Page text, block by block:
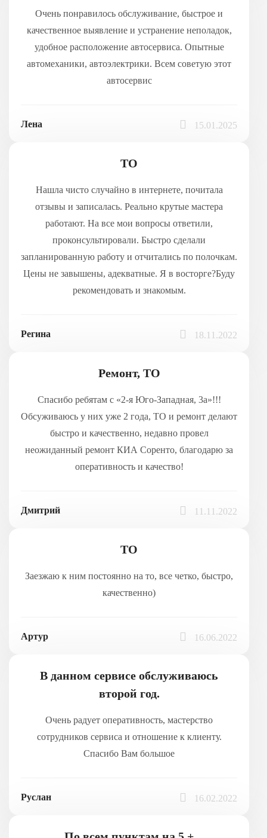
Очень понравилось обслуживание, быстрое и
качественное выявление и устранение неполадок,
удобное расположение автосервиса. Опытные
автомеханики, автоэлектрики. Всем советую этот
автосервис
Лена 15.01.2025
ТО
Нашла чисто случайно в интернете, почитала
отзывы и записалась. Реально крутые мастера
работают. На все мои вопросы ответили,
проконсультировали. Быстро сделали
запланированную работу и отчитались по полочкам.
Цены не завышены, адекватные. Я в восторге?Буду
рекомендовать и знакомым.
Регина 18.11.2022
Ремонт, ТО
Спасибо ребятам с «2-я Юго-Западная, 3а»!!!
Обсуживаюсь у них уже 2 года, ТО и ремонт делают
быстро и качественно, недавно провел
неожиданный ремонт КИА Соренто, благодарю за
оперативность и качество!
Дмитрий 11.11.2022
ТО
Заезжаю к ним постоянно на то, все четко, быстро,
качественно)
Артур 16.06.2022
В данном сервисе обслуживаюсь
второй год.
Очень радует оперативность, мастерство
сотрудников сервиса и отношение к клиенту.
Спасибо Вам большое
Руслан 16.02.2022